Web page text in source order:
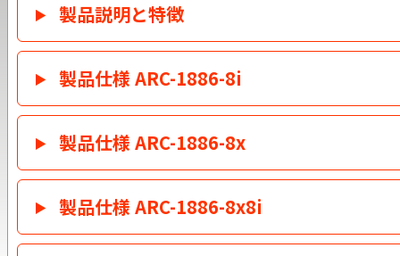
製品説明と特徴
製品仕様 ARC-1886-8i
製品仕様 ARC-1886-8x
製品仕様 ARC-1886-8x8i